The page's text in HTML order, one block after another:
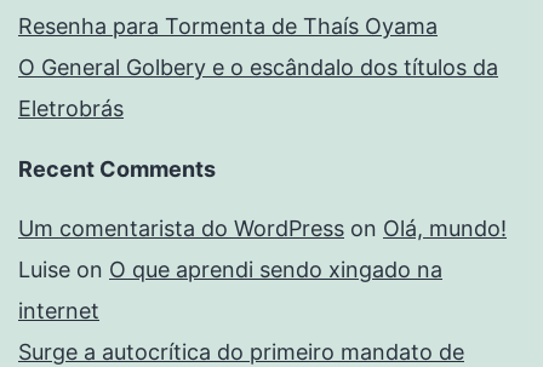
Resenha para Tormenta de Thaís Oyama
O General Golbery e o escândalo dos títulos da
Eletrobrás
Recent Comments
Um comentarista do WordPress on Olá, mundo!
Luise on O que aprendi sendo xingado na
internet
Surge a autocrítica do primeiro mandato de